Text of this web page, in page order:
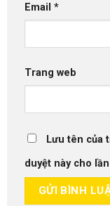
Email *
Trang web
Lưu tên của
duyệt này cho